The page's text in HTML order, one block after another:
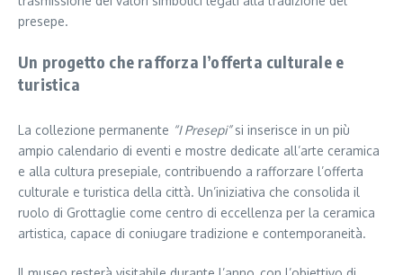
presepe.
Un progetto che rafforza l’offerta culturale e
turistica
La collezione permanente “I Presepi”si inserisce in un più
ampio calendario di eventi e mostre dedicate all’arte ceramica
e alla cultura presepiale, contribuendo a rafforzare l’offerta
culturale e turistica della città. Un’iniziativa che consolida il
ruolo di Grottaglie come centro di eccellenza per la ceramica
artistica, capace di coniugare tradizione e contemporaneità.